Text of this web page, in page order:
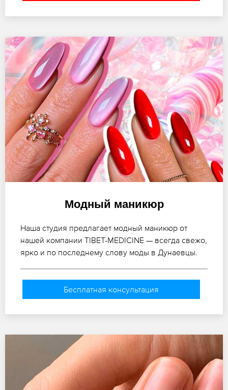
Модный маникюр
Наша студия предлагает модный маникюр от
нашей компании TIBET-MEDICINE — всегда свежо,
ярко и по последнему слову моды в Дунаевцы.
Бесплатная консультация